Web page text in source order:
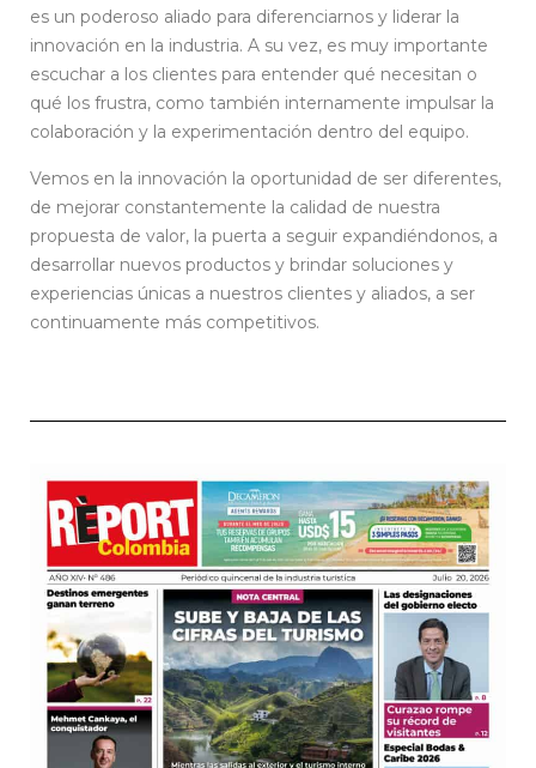
es un poderoso aliado para diferenciarnos y liderar la
innovación en la industria. A su vez, es muy importante
escuchar a los clientes para entender qué necesitan o
qué los frustra, como también internamente impulsar la
colaboración y la experimentación dentro del equipo.
Vemos en la innovación la oportunidad de ser diferentes,
de mejorar constantemente la calidad de nuestra
propuesta de valor, la puerta a seguir expandiéndonos, a
desarrollar nuevos productos y brindar soluciones y
experiencias únicas a nuestros clientes y aliados, a ser
continuamente más competitivos.